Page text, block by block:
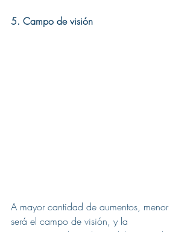
5. Campo de visión
A mayor cantidad de aumentos, menor
será el campo de visión, y la